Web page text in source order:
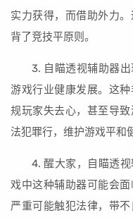
实力获得，而借助外力
背了竞技平原则。
3. 自瞄透视辅助器
游戏行业健康发展。这
规玩家失去心，甚至导
法犯罪行，维护游戏平和
4. 醒大家，自瞄透
戏中这种辅助器可能会
严重可能触犯法律，带不